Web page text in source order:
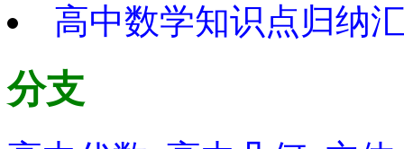
高中数学知识点归纳
分支